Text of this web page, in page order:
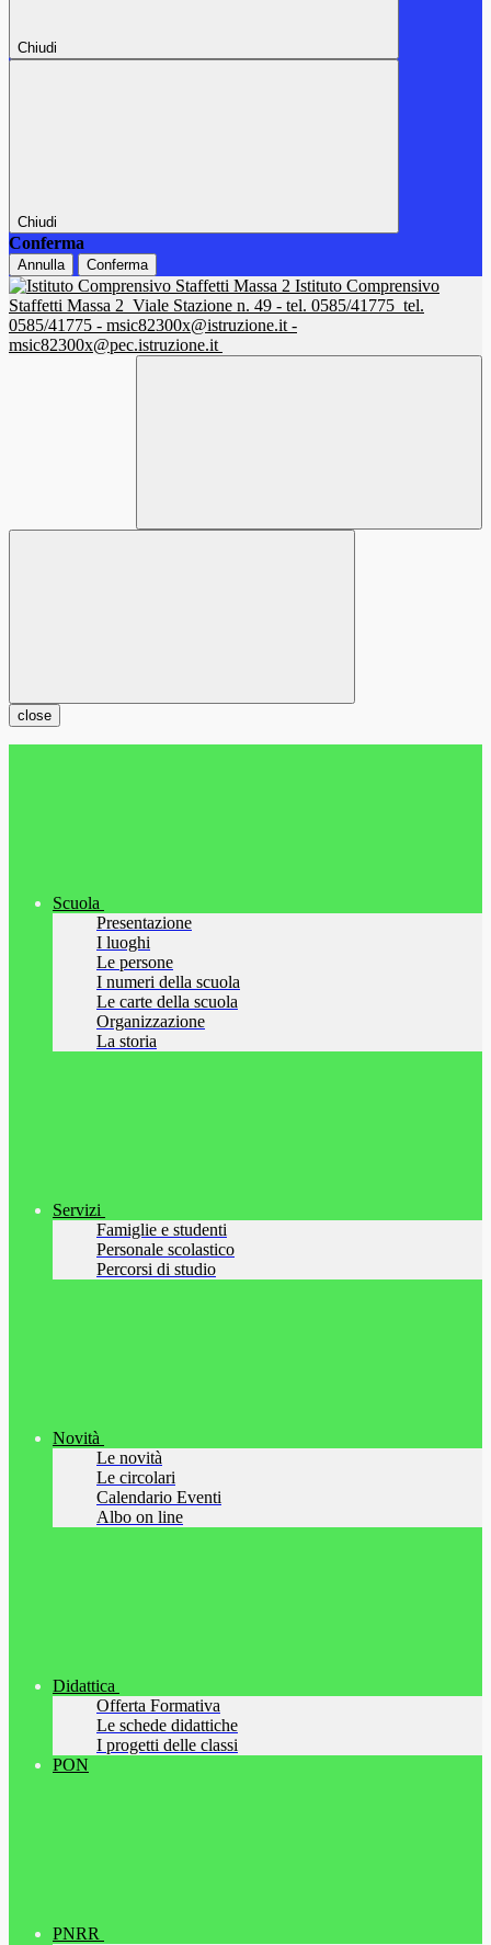
Chiudi
Chiudi
Conferma
Annulla Conferma
Istituto Comprensivo
Staffetti Massa 2 Viale Stazione n. 49 - tel. 0585/41775 tel.
0585/41775 - msic82300x@istruzione.it -
msic82300x@pec.istruzione.it
close
Scuola
Presentazione
I luoghi
Le persone
I numeri della scuola
Le carte della scuola
Organizzazione
La storia
Servizi
Famiglie e studenti
Personale scolastico
Percorsi di studio
Novità
Le novità
Le circolari
Calendario Eventi
Albo on line
Didattica
Offerta Formativa
Le schede didattiche
I progetti delle classi
PON
PNRR